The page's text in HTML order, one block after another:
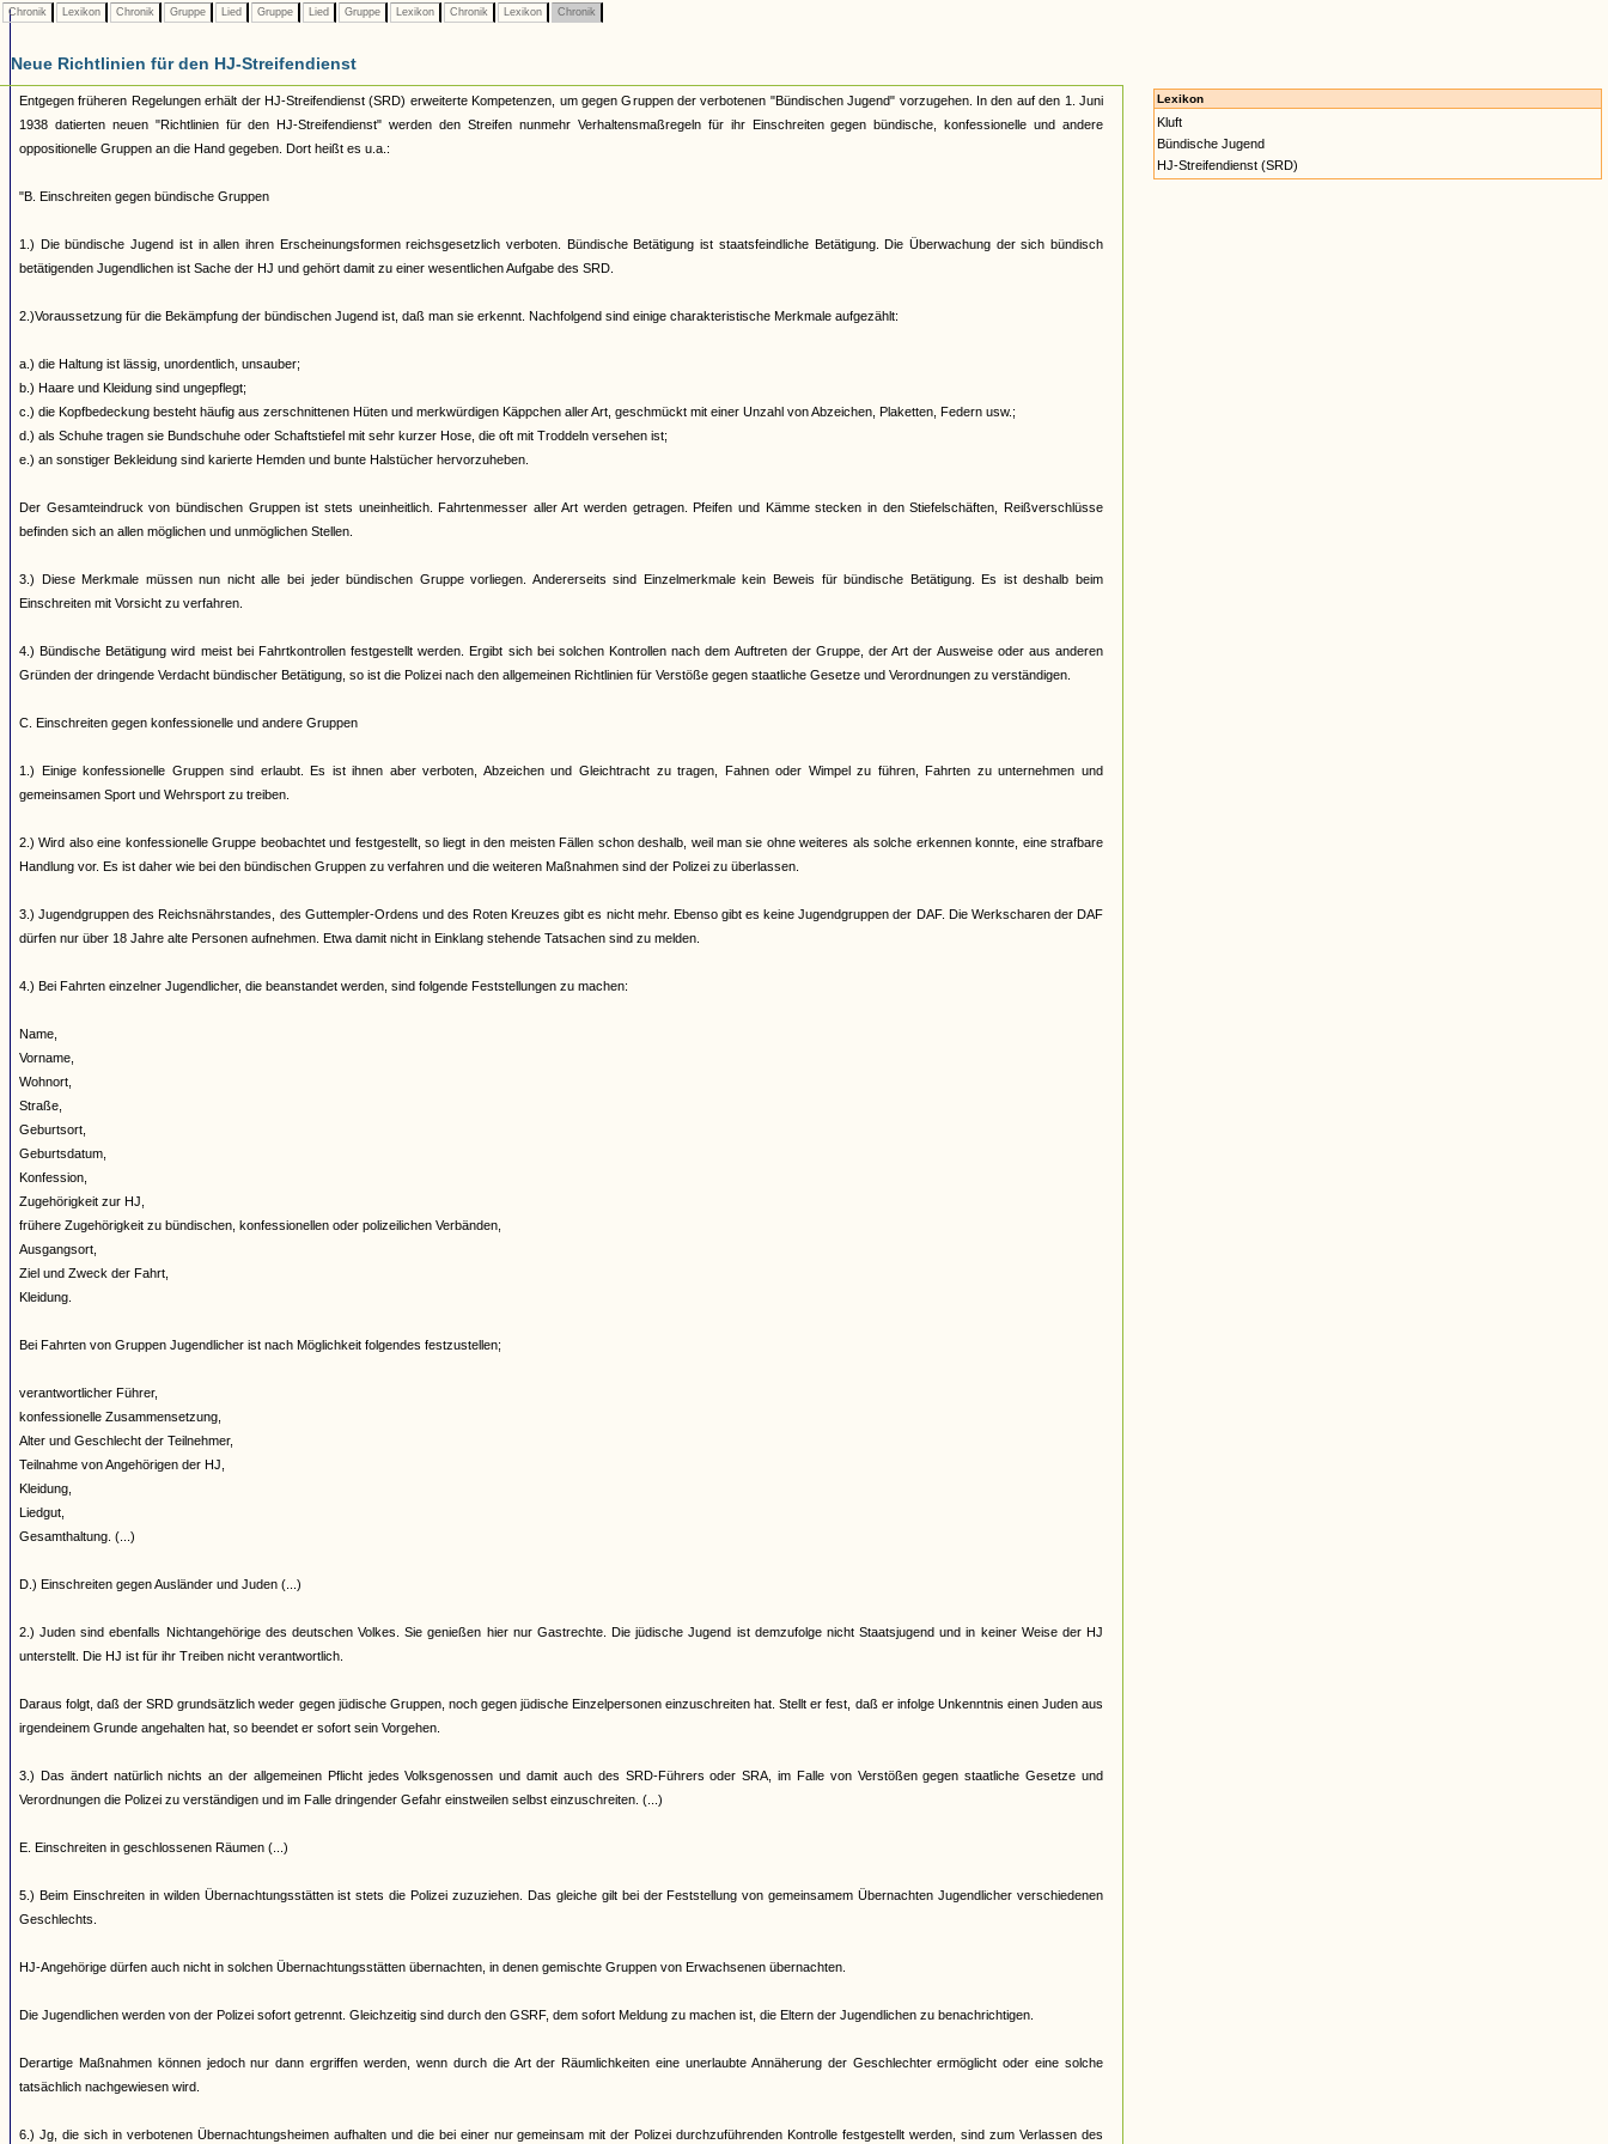
Chronik Lexikon Chronik Gruppe Lied Gruppe Lied Gruppe Lexikon Chronik Lexikon Chronik
Neue Richtlinien für den HJ-Streifendienst
Entgegen früheren Regelungen erhält der HJ-Streifendienst (SRD) erweiterte Kompetenzen, um gegen Gruppen der verbotenen "Bündischen Jugend" vorzugehen. In den auf den 1. Juni
1938 datierten neuen "Richtlinien für den HJ-Streifendienst" werden den Streifen nunmehr Verhaltensmaßregeln für ihr Einschreiten gegen bündische, konfessionelle und andere
oppositionelle Gruppen an die Hand gegeben. Dort heißt es u.a.:
"B. Einschreiten gegen bündische Gruppen
1.) Die bündische Jugend ist in allen ihren Erscheinungsformen reichsgesetzlich verboten. Bündische Betätigung ist staatsfeindliche Betätigung. Die Überwachung der sich bündisch
betätigenden Jugendlichen ist Sache der HJ und gehört damit zu einer wesentlichen Aufgabe des SRD.
2.)Voraussetzung für die Bekämpfung der bündischen Jugend ist, daß man sie erkennt. Nachfolgend sind einige charakteristische Merkmale aufgezählt:
a.) die Haltung ist lässig, unordentlich, unsauber;
b.) Haare und Kleidung sind ungepflegt;
c.) die Kopfbedeckung besteht häufig aus zerschnittenen Hüten und merkwürdigen Käppchen aller Art, geschmückt mit einer Unzahl von Abzeichen, Plaketten, Federn usw.;
d.) als Schuhe tragen sie Bundschuhe oder Schaftstiefel mit sehr kurzer Hose, die oft mit Troddeln versehen ist;
e.) an sonstiger Bekleidung sind karierte Hemden und bunte Halstücher hervorzuheben.
Der Gesamteindruck von bündischen Gruppen ist stets uneinheitlich. Fahrtenmesser aller Art werden getragen. Pfeifen und Kämme stecken in den Stiefelschäften, Reißverschlüsse
befinden sich an allen möglichen und unmöglichen Stellen.
3.) Diese Merkmale müssen nun nicht alle bei jeder bündischen Gruppe vorliegen. Andererseits sind Einzelmerkmale kein Beweis für bündische Betätigung. Es ist deshalb beim
Einschreiten mit Vorsicht zu verfahren.
4.) Bündische Betätigung wird meist bei Fahrtkontrollen festgestellt werden. Ergibt sich bei solchen Kontrollen nach dem Auftreten der Gruppe, der Art der Ausweise oder aus anderen
Gründen der dringende Verdacht bündischer Betätigung, so ist die Polizei nach den allgemeinen Richtlinien für Verstöße gegen staatliche Gesetze und Verordnungen zu verständigen.
C. Einschreiten gegen konfessionelle und andere Gruppen
1.) Einige konfessionelle Gruppen sind erlaubt. Es ist ihnen aber verboten, Abzeichen und Gleichtracht zu tragen, Fahnen oder Wimpel zu führen, Fahrten zu unternehmen und
gemeinsamen Sport und Wehrsport zu treiben.
2.) Wird also eine konfessionelle Gruppe beobachtet und festgestellt, so liegt in den meisten Fällen schon deshalb, weil man sie ohne weiteres als solche erkennen konnte, eine strafbare
Handlung vor. Es ist daher wie bei den bündischen Gruppen zu verfahren und die weiteren Maßnahmen sind der Polizei zu überlassen.
3.) Jugendgruppen des Reichsnährstandes, des Guttempler-Ordens und des Roten Kreuzes gibt es nicht mehr. Ebenso gibt es keine Jugendgruppen der DAF. Die Werkscharen der DAF
dürfen nur über 18 Jahre alte Personen aufnehmen. Etwa damit nicht in Einklang stehende Tatsachen sind zu melden.
4.) Bei Fahrten einzelner Jugendlicher, die beanstandet werden, sind folgende Feststellungen zu machen:
Name,
Vorname,
Wohnort,
Straße,
Geburtsort,
Geburtsdatum,
Konfession,
Zugehörigkeit zur HJ,
frühere Zugehörigkeit zu bündischen, konfessionellen oder polizeilichen Verbänden,
Ausgangsort,
Ziel und Zweck der Fahrt,
Kleidung.
Bei Fahrten von Gruppen Jugendlicher ist nach Möglichkeit folgendes festzustellen;
verantwortlicher Führer,
konfessionelle Zusammensetzung,
Alter und Geschlecht der Teilnehmer,
Teilnahme von Angehörigen der HJ,
Kleidung,
Liedgut,
Gesamthaltung. (...)
D.) Einschreiten gegen Ausländer und Juden (...)
2.) Juden sind ebenfalls Nichtangehörige des deutschen Volkes. Sie genießen hier nur Gastrechte. Die jüdische Jugend ist demzufolge nicht Staatsjugend und in keiner Weise der HJ
unterstellt. Die HJ ist für ihr Treiben nicht verantwortlich.
Daraus folgt, daß der SRD grundsätzlich weder gegen jüdische Gruppen, noch gegen jüdische Einzelpersonen einzuschreiten hat. Stellt er fest, daß er infolge Unkenntnis einen Juden aus
irgendeinem Grunde angehalten hat, so beendet er sofort sein Vorgehen.
3.) Das ändert natürlich nichts an der allgemeinen Pflicht jedes Volksgenossen und damit auch des SRD-Führers oder SRA, im Falle von Verstößen gegen staatliche Gesetze und
Verordnungen die Polizei zu verständigen und im Falle dringender Gefahr einstweilen selbst einzuschreiten. (...)
E. Einschreiten in geschlossenen Räumen (...)
5.) Beim Einschreiten in wilden Übernachtungsstätten ist stets die Polizei zuzuziehen. Das gleiche gilt bei der Feststellung von gemeinsamem Übernachten Jugendlicher verschiedenen
Geschlechts.
HJ-Angehörige dürfen auch nicht in solchen Übernachtungsstätten übernachten, in denen gemischte Gruppen von Erwachsenen übernachten.
Die Jugendlichen werden von der Polizei sofort getrennt. Gleichzeitig sind durch den GSRF, dem sofort Meldung zu machen ist, die Eltern der Jugendlichen zu benachrichtigen.
Derartige Maßnahmen können jedoch nur dann ergriffen werden, wenn durch die Art der Räumlichkeiten eine unerlaubte Annäherung der Geschlechter ermöglicht oder eine solche
tatsächlich nachgewiesen wird.
6.) Jg, die sich in verbotenen Übernachtungsheimen aufhalten und die bei einer nur gemeinsam mit der Polizei durchzuführenden Kontrolle festgestellt werden, sind zum Verlassen des
Lexikon
Kluft
Bündische Jugend
HJ-Streifendienst (SRD)